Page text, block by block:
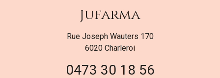
Jufarma
Rue Joseph Wauters 170
6020 Charleroi
0473 30 18 56